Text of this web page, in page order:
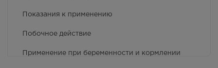
Показания к применению
Побочное действие
Применение при беременности и кормлении